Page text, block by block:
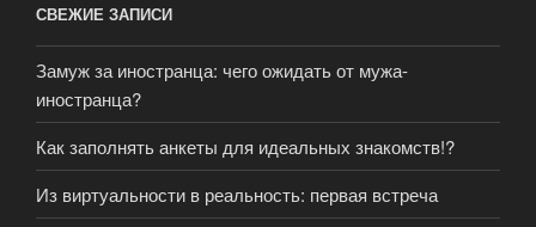
СВЕЖИЕ ЗАПИСИ
Замуж за иностранца: чего ожидать от мужа-
иностранца?
Как заполнять анкеты для идеальных знакомств!?
Из виртуальности в реальность: первая встреча